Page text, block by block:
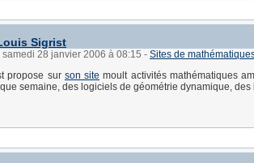
Sigrist
samedi 28 janvier 2006 à 08:15 - Sites de
propose sur son site moult activités mathématiques
semaine, des logiciels de géométrie dynamique, des